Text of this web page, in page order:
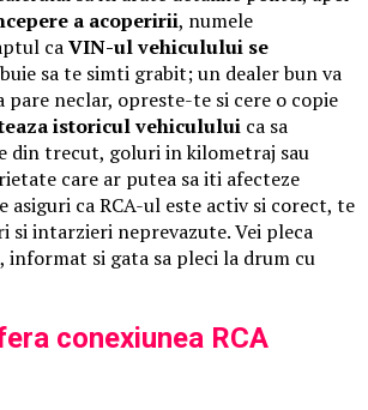
a acoperirii, numele
caVIN-ul vehiculului se
sa te simti grabit; un dealer bun va
pare neclar, opreste-te si cere o copie
istoricul vehiculului ca sa
din trecut, goluri in kilometraj sau
care ar putea sa iti afecteze
asiguri ca RCA-ul este activ si corect, te
si intarzieri neprevazute. Vei pleca
si gata sa pleci la drum cu
conexiunea RCA